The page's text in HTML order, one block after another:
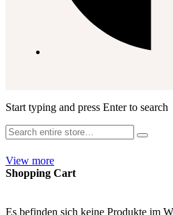
Start typing and press Enter to search
View more
Shopping Cart
Es befinden sich keine Produkte im